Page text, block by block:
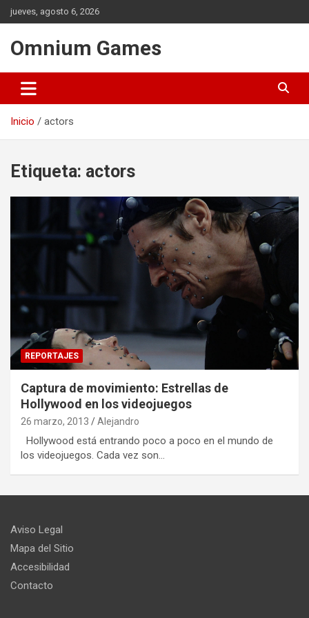
Saltar
al
jueves, agosto 6, 2026
Omnium Games
Inicio actors
Etiqueta: actors
REPORTAJES
Captura de movimiento: Estrellas de
Hollywood en los videojuegos
26 marzo, 2013 Alejandro
Hollywood está entrando poco a poco en el mundo de
los videojuegos. Cada vez son…
Aviso Legal
Mapa del Sitio
Accesibilidad
Contacto